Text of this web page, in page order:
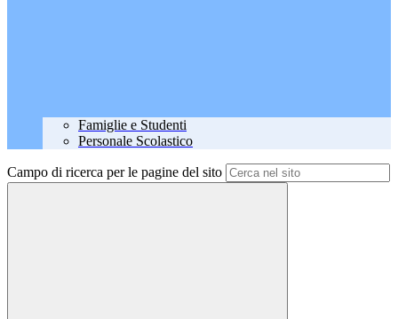
Famiglie e Studenti
Personale Scolastico
Campo di ricerca per le pagine del sito